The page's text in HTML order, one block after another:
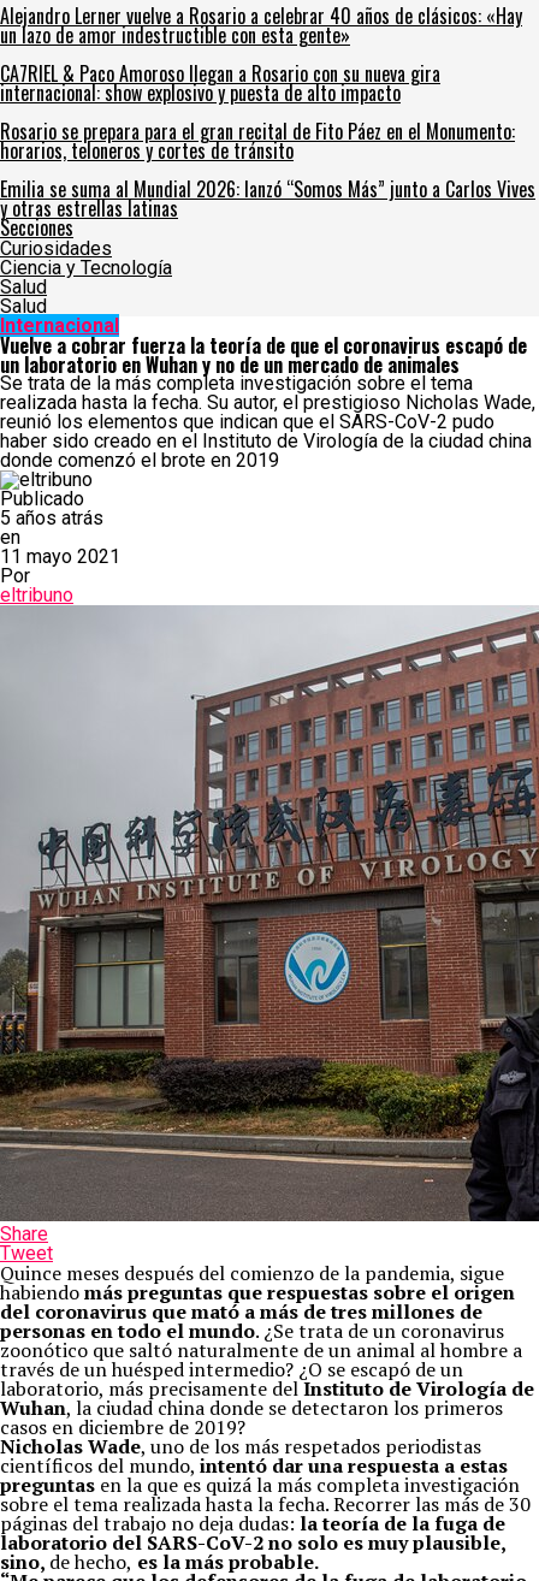
Alejandro Lerner vuelve a Rosario a celebrar 40 años de clásicos: «Hay
un lazo de amor indestructible con esta gente»
CA7RIEL & Paco Amoroso llegan a Rosario con su nueva gira
internacional: show explosivo y puesta de alto impacto
Rosario se prepara para el gran recital de Fito Páez en el Monumento:
horarios, teloneros y cortes de tránsito
Emilia se suma al Mundial 2026: lanzó “Somos Más” junto a Carlos Vives
y otras estrellas latinas
Secciones
Curiosidades
Ciencia y Tecnología
Salud
Salud
Internacional
Vuelve a cobrar fuerza la teoría de que el coronavirus escapó de
un laboratorio en Wuhan y no de un mercado de animales
Se trata de la más completa investigación sobre el tema
realizada hasta la fecha. Su autor, el prestigioso Nicholas Wade,
reunió los elementos que indican que el SARS-CoV-2 pudo
haber sido creado en el Instituto de Virología de la ciudad china
donde comenzó el brote en 2019
Publicado
5 años atrás
en
11 mayo 2021
Por
eltribuno
Share
Tweet
Quince meses después del comienzo de la pandemia, sigue
habiendomás preguntas que respuestas sobre el origen
del coronavirus que mató a más de tres millones de
personas en todo el mundo. ¿Se trata de un coronavirus
zoonótico que saltó naturalmente de un animal al hombre a
través de un huésped intermedio? ¿O se escapó de un
laboratorio, más precisamente delInstituto de Virología de
Wuhan, la ciudad china donde se detectaron los primeros
casos en diciembre de 2019?
Nicholas Wade, uno de los más respetados periodistas
científicos del mundo, intentó dar una respuesta a estas
preguntas en la que es quizá la más completa investigación
sobre el tema realizada hasta la fecha. Recorrer las más de 30
páginas del trabajo no deja dudas: la teoría de la fuga de
laboratorio del SARS-CoV-2no solo es muy plausible,
sino, de hecho, es la más probable.